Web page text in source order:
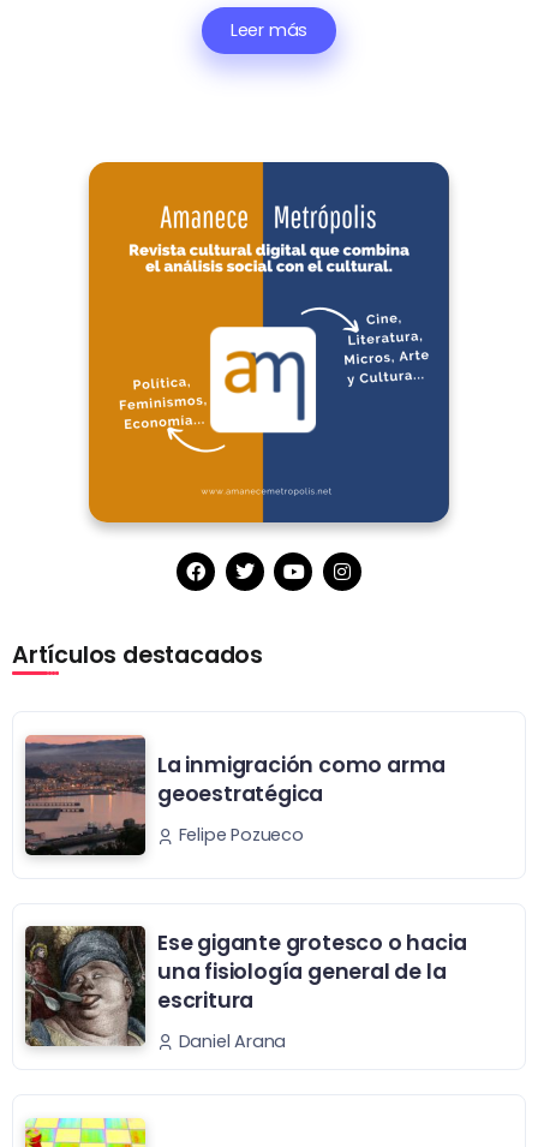
Leer más
Artículos destacados
La inmigración como arma
geoestratégica
Felipe Pozueco
Ese gigante grotesco o hacia
una fisiología general de la
escritura
Daniel Arana